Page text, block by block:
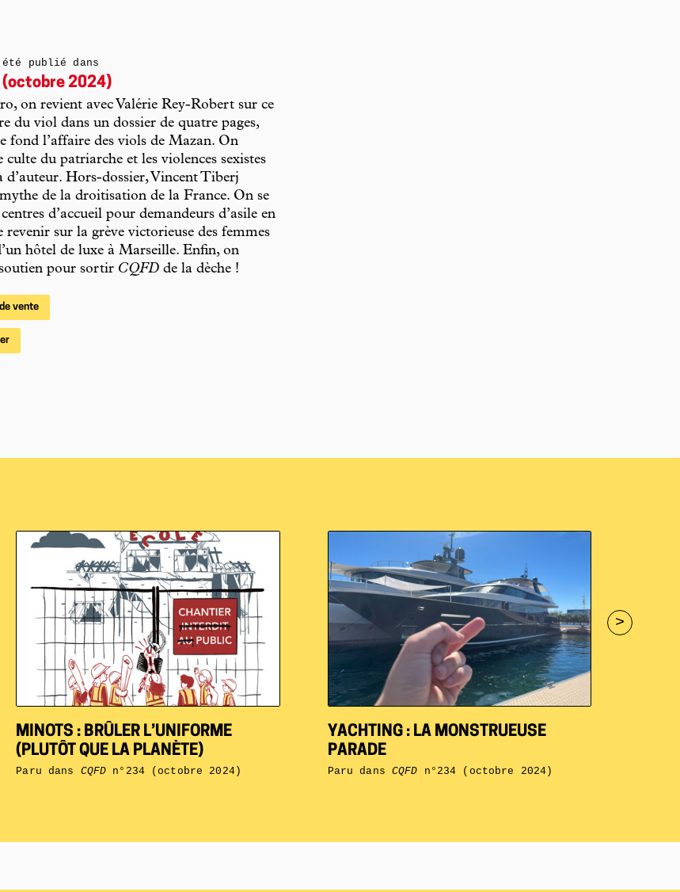
publié dans
(octobre 2024)
on revient avec Valérie Rey-Robert sur ce
du viol dans un dossier de quatre pages,
fond l’affaire des viols de Mazan. On
culte du patriarche et les violences sexistes
d’auteur. Hors-dossier, Vincent Tiberj
de la droitisation de la France. On se
d’accueil pour demandeurs d’asile en
revenir sur la grève victorieuse des femmes
hôtel de luxe à Marseille. Enfin, on
pour sortir CQFD de la dèche !
vente
>
MINOTS : BRÛLER L’UNIFORME
(PLUTÔT QUE LA PLANÈTE)
Paru dans CQFD n°234 (octobre 2024)
YACHTING : LA MONSTRUEUSE
PARADE
Paru dans CQFD n°234 (octobre 2024)